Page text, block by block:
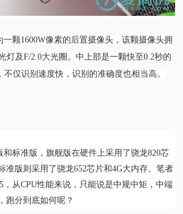
一颗1600W像素的后置摄像头，该颗摄像头拥
灯及F/2.0大光圈。中上部是一颗快至0.2秒的
仅识别速度快，识别的准确度也相当高。
和标准版，旗舰版在硬件上采用了骁龙820芯
准版则采用了骁龙652芯片和4G大内存。笔者
，从CPU性能来说，只能说是中规中矩，中端
跑分到底如何呢？